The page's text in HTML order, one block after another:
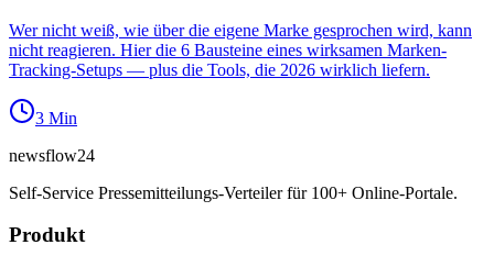
Wer nicht weiß, wie über die eigene Marke gesprochen wird, kann
nicht reagieren. Hier die 6 Bausteine eines wirksamen Marken-
Tracking-Setups — plus die Tools, die 2026 wirklich liefern.
3 Min
newsflow24
Self-Service Pressemitteilungs-Verteiler für 100+ Online-Portale.
Produkt